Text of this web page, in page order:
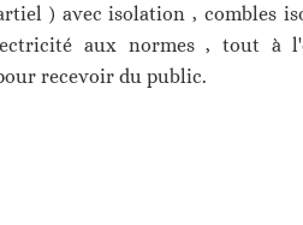
) avec isolation , combles
aux normes , tout à
recevoir du public.